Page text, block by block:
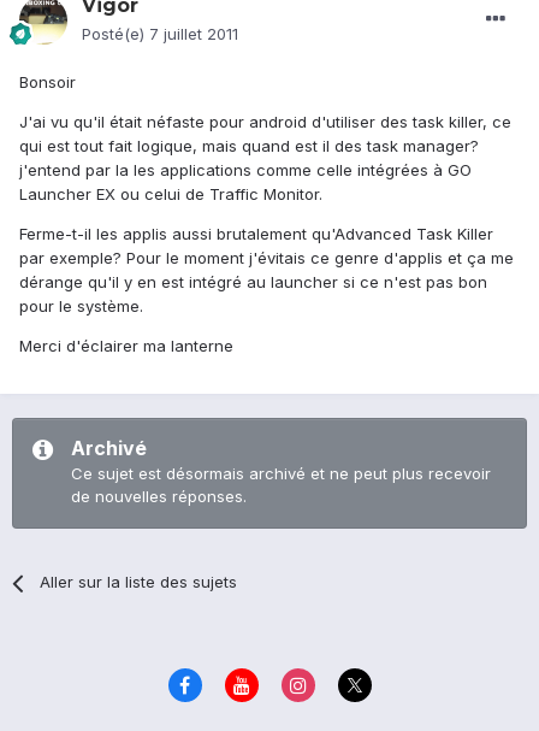
Vigor
Posté(e) 7 juillet 2011
Bonsoir
J'ai vu qu'il était néfaste pour android d'utiliser des task killer, ce
qui est tout fait logique, mais quand est il des task manager?
j'entend par la les applications comme celle intégrées à GO
Launcher EX ou celui de Traffic Monitor.
Ferme-t-il les applis aussi brutalement qu'Advanced Task Killer
par exemple? Pour le moment j'évitais ce genre d'applis et ça me
dérange qu'il y en est intégré au launcher si ce n'est pas bon
pour le système.
Merci d'éclairer ma lanterne
Archivé
Ce sujet est désormais archivé et ne peut plus recevoir
de nouvelles réponses.
Aller sur la liste des sujets